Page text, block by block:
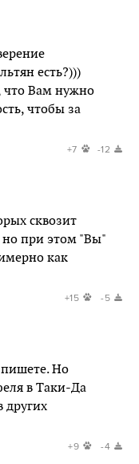
есть?)))
что Вам нужно
чтобы за
+7 -12
сквозит
но при этом "Вы"
как
+15 -5
Но
в Таки-Да
других
+9 -4